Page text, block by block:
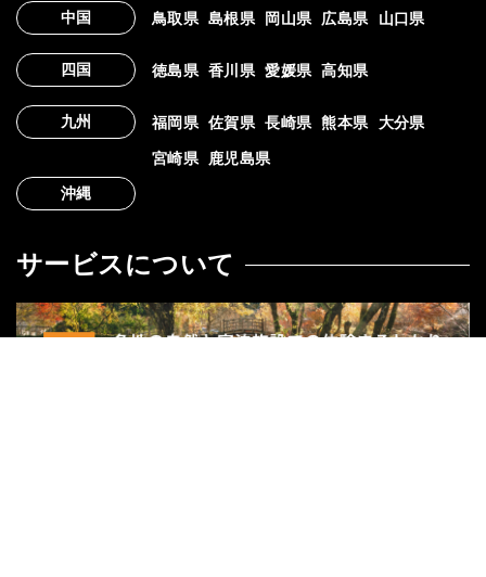
中国 鳥取県 島根県 岡山県 広島県 山口県
四国 徳島県 香川県 愛媛県 高知県
九州 福岡県 佐賀県 長崎県 熊本県 大分県
宮崎県
鹿児島県
沖縄
サービスについて